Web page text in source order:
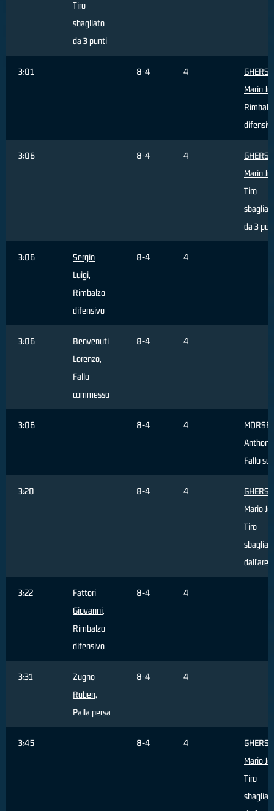
Tiro
sbagliato
da 3 punti
3:01 8-4 4
Mario
3:06 8-4 4
Mario
Tiro
da 3
3:06
Sergio
Luigi,
Rimbalzo
difensivo
8-4 4
3:06
Benvenuti
Lorenzo,
Fallo
commesso
8-4 4
3:06 8-4 4
MORSE
Anthony
Fallo
3:20 8-4 4
Mario
Tiro
dall'area
3:22
Fattori
Giovanni,
Rimbalzo
difensivo
8-4 4
3:31
Zugno
Ruben,
Palla persa
8-4 4
3:45 8-4 4
Mario
Tiro